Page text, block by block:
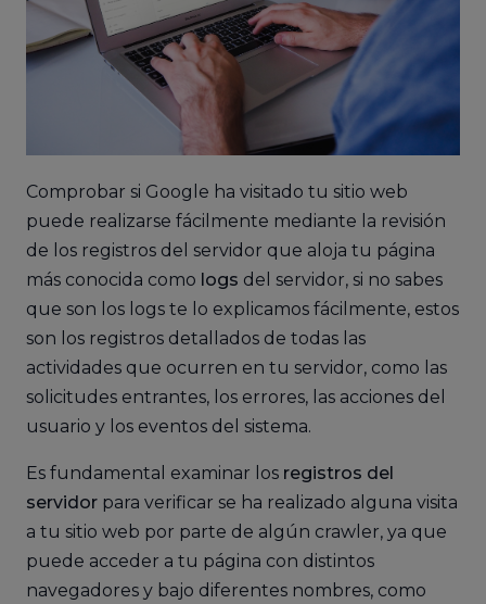
Comprobar si Google ha visitado tu sitio web
puede realizarse fácilmente mediante la revisión
de los registros del servidor que aloja tu página
más conocida como logs del servidor, si no sabes
que son los logs te lo explicamos fácilmente, estos
son los registros detallados de todas las
actividades que ocurren en tu servidor, como las
solicitudes entrantes, los errores, las acciones del
usuario y los eventos del sistema.
Es fundamental examinar los registros del
servidor para verificar se ha realizado alguna visita
a tu sitio web por parte de algún crawler, ya que
puede acceder a tu página con distintos
navegadores y bajo diferentes nombres, como